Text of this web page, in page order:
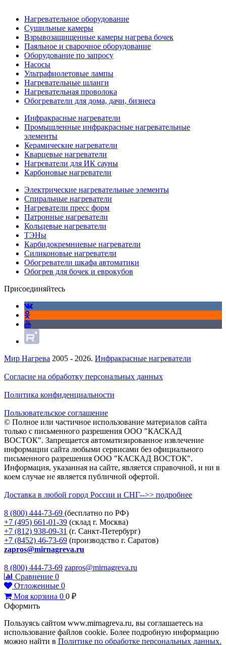
Нагревательное оборудование
Сушильные камеры
Взрывозащищенные камеры нагрева бочек
Паяльное и сварочное оборудование
Оборудование по запросу
Насосы
Ультрафиолетовые лампы
Нагревательные шланги
Нагревательная проволока
Обогреватели для дома, дачи, бизнеса
Инфракрасные нагреватели
Промышленные инфракрасные нагревательные
элементы
Керамические нагреватели
Кварцевые нагреватели
Нагреватели для ИК сауны
Карбоновые нагреватели
Электрические нагревательные элементы
Спиральные нагреватели
Нагреватели пресс форм
Патронные нагреватели
Кольцевые нагреватели
ТЭНы
Карбидокремниевые нагреватели
Силиконовые нагреватели
Обогреватели шкафа автоматики
Обогрев для бочек и еврокубов
Присоединяйтесь
Мир Нагрева 2005 - 2026. Инфракрасные нагреватели
Согласие на обработку персональных данных
Политика конфиденциальности
Пользовательское соглашение
© Полное или частичное использование материалов сайта
только с письменного разрешения ООО "КАСКАД
ВОСТОК". Запрещается автоматизированное извлечение
информации сайта любыми сервисами без официального
письменного разрешения ООО "КАСКАД ВОСТОК".
Информация, указанная на сайте, является справочной, и ни в
коем случае не является публичной офертой.
Доставка в любой город России и СНГ-->> подробнее
8 (800) 444-73-69 (бесплатно по РФ)
+7 (495) 661-01-39 (склад г. Москва)
+7 (812) 938-09-31 (г. Санкт-Петербург)
+7 (8452) 46-73-69 (производство г. Саратов)
zapros@mirnagreva.ru
8 (800) 444-73-69 zapros@mirnagreva.ru
Сравнение 0
Отложенные 0
Моя корзина 0 0 ₽
Оформить
Пользуясь сайтом www.mirnagreva.ru, вы соглашаетесь на
использование файлов cookie. Более подробную информацию
можно найти в Политике по обработке персональных данных.